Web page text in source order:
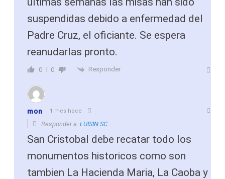
suspendidas debido a enfermedad del
Padre Cruz, el oficiante. Se espera
reanudarlas pronto.
0 0 Responder
mon 1 mes hace
Responder a LUISIN SC
San Cristobal debe recatar todo los
monumentos historicos como son
tambien La Hacienda Maria, La Caoba y